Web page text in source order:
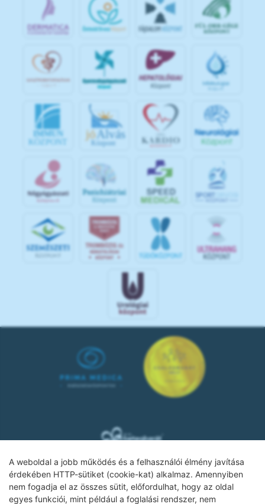
A weboldal a jobb működés és a felhasználói élmény javítása
érdekében HTTP-sütiket (cookie-kat) alkalmaz. Amennyiben
nem fogadja el az összes sütit, előfordulhat, hogy az oldal
egyes funkciói, mint például a foglalási rendszer, nem
IMMUN
KÖZPONT
jó Alvás
Központ
SPOR
Adatkezelési tájékoztató